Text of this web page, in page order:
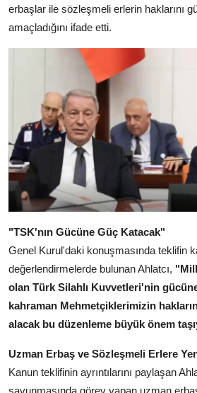
erbaşlar ile sözleşmeli erlerin haklarını
amaçladığını ifade etti.
"TSK'nın Gücüne Güç Katacak"
Genel Kurul'daki konuşmasında teklifin
değerlendirmelerde bulunan Ahlatcı,
olan Türk Silahlı Kuvvetleri'nin
kahraman Mehmetçiklerimizin
alacak bu düzenleme büyük önem
Uzman Erbaş ve Sözleşmeli Erlere
Kanun teklifinin ayrıntılarını paylaşan
savunmasında görev yapan uzman